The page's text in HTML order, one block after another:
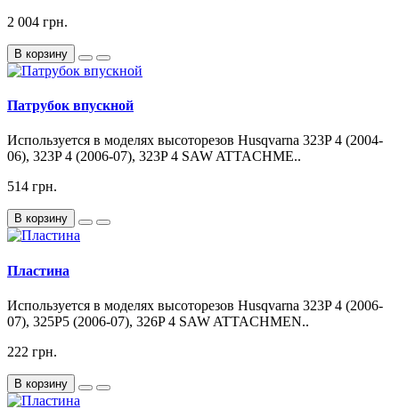
2 004 грн.
В корзину
Патрубок впускной
Используется в моделях высоторезов Husqvarna 323P 4 (2004-
06), 323P 4 (2006-07), 323P 4 SAW ATTACHME..
514 грн.
В корзину
Пластина
Используется в моделях высоторезов Husqvarna 323P 4 (2006-
07), 325P5 (2006-07), 326P 4 SAW ATTACHMEN..
222 грн.
В корзину